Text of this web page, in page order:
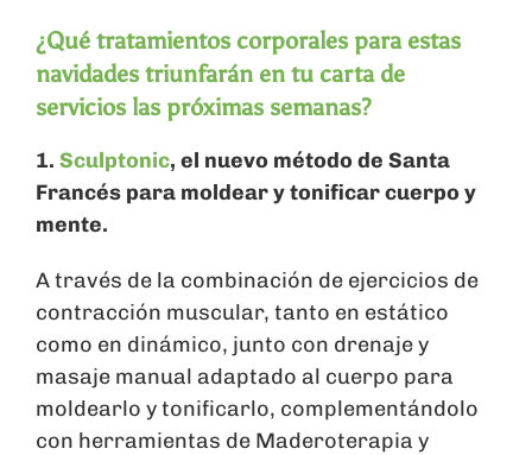
¿Qué tratamientos corporales para estas
navidades triunfarán en tu carta de
servicios las próximas semanas?
1. Sculptonic, el nuevo método de Santa
Francés para moldear y tonificar cuerpo y
mente.
A través de la combinación de ejercicios de
contracción muscular, tanto en estático
como en dinámico, junto con drenaje y
masaje manual adaptado al cuerpo para
moldearlo y tonificarlo, complementándolo
con herramientas de Maderoterapia y